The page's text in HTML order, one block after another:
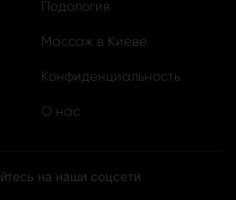
Подология
Массаж в Киеве
Конфиденциальность
О нас
на наши соцсети